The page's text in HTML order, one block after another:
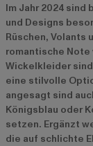
Im Jahr 2024 sind
und Designs
Rüschen, Volants
romantische Note
Wickelkleider
eine stilvolle
angesagt sind
Königsblau oder
setzen. Ergänzt
die auf schlichte